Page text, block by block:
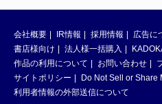
会社概要 IR情報 採用情報 広告に
書店様向け
法人様一括購入
作品の利用について
お問い合わせ
サイトポリシー
Do Not Sell or Share
利用者情報の外部送信について